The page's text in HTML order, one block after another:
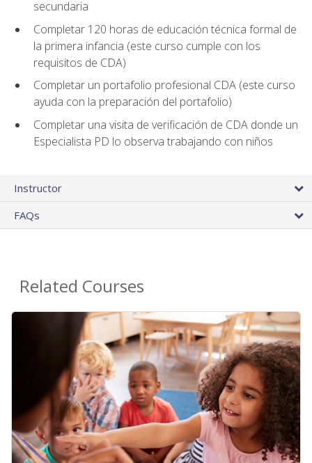
secundaria
Completar 120 horas de educación técnica formal de
la primera infancia (este curso cumple con los
requisitos de CDA)
Completar un portafolio profesional CDA (este curso
ayuda con la preparación del portafolio)
Completar una visita de verificación de CDA donde un
Especialista PD lo observa trabajando con niños
Instructor
FAQs
Related Courses